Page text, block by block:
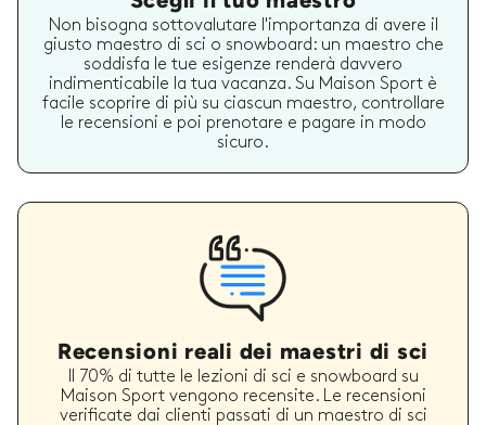
Non bisogna sottovalutare l'importanza di avere il
giusto maestro di sci o snowboard: un maestro che
soddisfa le tue esigenze renderà davvero
indimenticabile la tua vacanza. Su Maison Sport è
facile scoprire di più su ciascun maestro, controllare
le recensioni e poi prenotare e pagare in modo
sicuro.
Recensioni reali dei maestri di sci
Il 70% di tutte le lezioni di sci e snowboard su
Maison Sport vengono recensite. Le recensioni
verificate dai clienti passati di un maestro di sci